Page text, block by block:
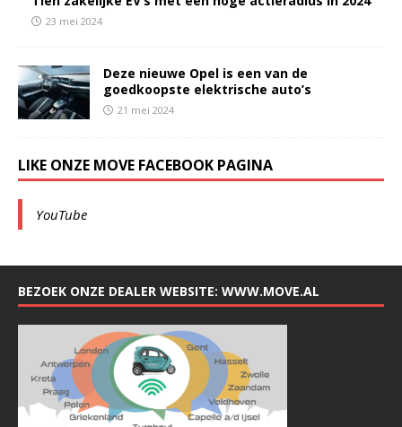
23 mei 2024
Deze nieuwe Opel is een van de
goedkoopste elektrische auto’s
21 mei 2024
LIKE ONZE MOVE FACEBOOK PAGINA
YouTube
BEZOEK ONZE DEALER WEBSITE: WWW.MOVE.AL